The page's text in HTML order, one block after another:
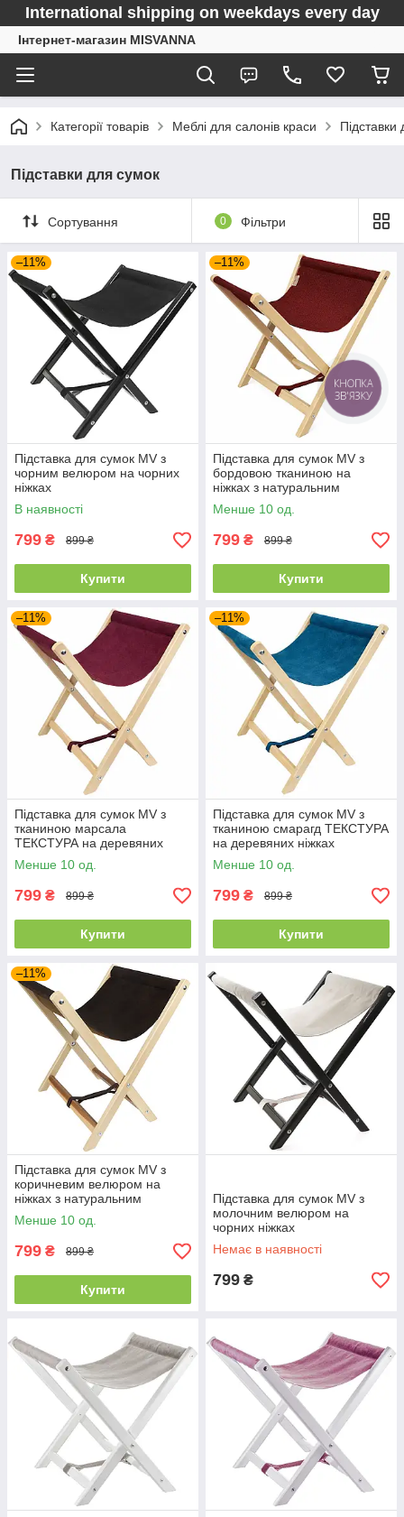
International shipping on weekdays every day
Інтернет-магазин MISVANNA
Категорії товарів Меблі для салонів краси Підставки
Підставки для сумок
Сортування 0 Фільтри
–11%
Підставка для сумок MV з
чорним велюром на чорних
ніжках
В наявності
799 ₴ 899 ₴
Купити
–11%
Підставка для сумок MV з
бордовою тканиною на
ніжках з натуральним
прозорим лаком
Менше 10 од.
799 ₴ 899 ₴
Купити
–11%
Підставка для сумок MV з
тканиною марсала
ТЕКСТУРА на деревяних
ніжках
Менше 10 од.
799 ₴ 899 ₴
Купити
–11%
Підставка для сумок MV з
тканиною смарагд ТЕКСТУРА
на деревяних ніжках
Менше 10 од.
799 ₴ 899 ₴
Купити
–11%
Підставка для сумок MV з
коричневим велюром на
ніжках з натуральним
прозорим лаком
Менше 10 од.
799 ₴ 899 ₴
Купити
Підставка для сумок MV з
молочним велюром на
чорних ніжках
Немає в наявності
799 ₴
КНОПКА
ЗВ'ЯЗКУ